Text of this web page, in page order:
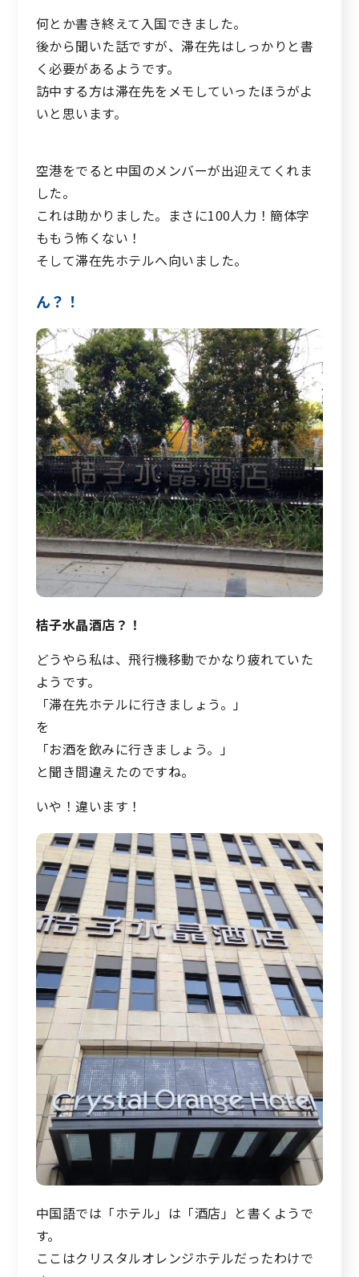
何とか書き終えて入国できました。
後から聞いた話ですが、滞在先はしっかりと書
く必要があるようです。
訪中する方は滞在先をメモしていったほうがよ
いと思います。
空港をでると中国のメンバーが出迎えてくれま
した。
これは助かりました。まさに100人力！簡体字
ももう怖くない！
そして滞在先ホテルへ向いました。
ん？！
桔子水晶酒店？！
どうやら私は、飛行機移動でかなり疲れていた
ようです。
「滞在先ホテルに行きましょう。」
を
「お酒を飲みに行きましょう。」
と聞き間違えたのですね。
いや！違います！
中国語では「ホテル」は「酒店」と書くようで
す。
ここはクリスタルオレンジホテルだったわけで